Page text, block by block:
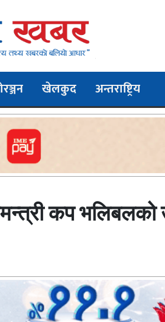
खेलकुद अन्तराष्ट्रिय
कप भलिबलको